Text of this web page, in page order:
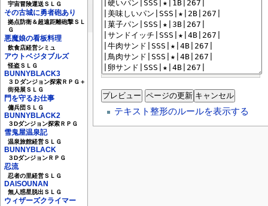
宇宙冒険運送ＳＬＧ
その古城に勇者砲あり
拠点防衛＆超遠距離砲撃ＳＬ
Ｇ
悪魔娘の看板料理
飲食店経営シミュ
アウトベジタブルズ
怪盗ＳＬＧ
BUNNYBLACK3
３Ｄダンジョン探索ＲＰＧ＋
街発展ＳＬＧ
門を守るお仕事
傭兵団ＳＬＧ
BUNNYBLACK2
３Dダンジョン探索ＲＰＧ
雪鬼屋温泉記
温泉旅館経営ＳＬＧ
BUNNYBLACK
３DダンジョンＲＰＧ
忍流
忍者の里経営ＳＬＧ
DAISOUNAN
無人惑星脱出ＳＬＧ
ウィザーズクライマー
テキスト整形のルールを表示する